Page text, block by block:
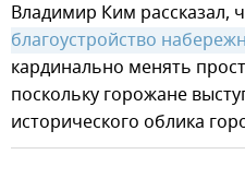
Владимир Ким рассказал,
благоустройство
кардинально менять
поскольку горожане
исторического облика